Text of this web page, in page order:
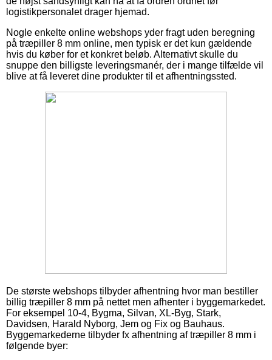
logistikpersonalet drager hjemad.
Nogle enkelte online webshops yder fragt uden beregning
på træpiller 8 mm online, men typisk er det kun gældende
hvis du køber for et konkret beløb. Alternativt skulle du
snuppe den billigste leveringsmanér, der i mange tilfælde vil
blive at få leveret dine produkter til et afhentningssted.
De største webshops tilbyder afhentning hvor man bestiller
billig træpiller 8 mm på nettet men afhenter i byggemarkedet.
For eksempel 10-4, Bygma, Silvan, XL-Byg, Stark,
Davidsen, Harald Nyborg, Jem og Fix og Bauhaus.
Byggemarkederne tilbyder fx afhentning af træpiller 8 mm i
følgende byer: